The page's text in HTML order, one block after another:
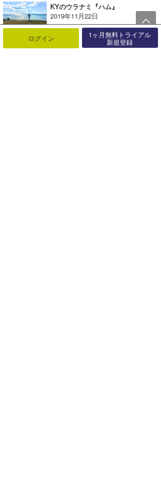
KYのウラナミ『ハム』
2019年11月22日
G◎Daのウラナミ『習い事』
2022年12月02日
ログイン 1ヶ月無料トライアル
新規登録